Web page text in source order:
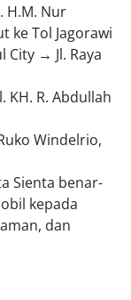
H.M. Nur
ke Tol Jagorawi
City → Jl. Raya
KH. R. Abdullah
Windelrio,
Sienta benar-
kepada
dan